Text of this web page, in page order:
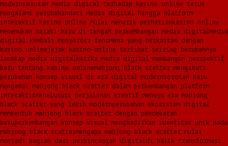
modernsorotan media digital terhadap kasino online terus
mengalami perubahandari media digital hingga platform
interaktif kasino online mulai menarik perhatiankasino online
menemukan narasi baru di tengah perkembangan media digitalmedia
digital kembali menyoroti fenomena yang berkaitan dengan
kasino onlinejejak kasino online terlihat seiring berubahnya
lanskap media digitalketika media digital membangun perspektif
baru tentang kasino onlinemahjong black scatter mengikuti
perubahan konsep visual di era digital modernsorotan baru
mengenai mahjong black scatter dalam perkembangan platform
interaktifmenelusuri perjalanan kreatif menuju era mahjong
black scatter yang lebih modernperubahan ekosistem digital
membentuk mahjong black scatter dengan pendekatan
baruperkembangan konsep visual menghadirkan identitas unik pada
mahjong black scattermengapa mahjong black scatter mulai
menjadi bagian dari perbincangan digitaldi balik transformasi